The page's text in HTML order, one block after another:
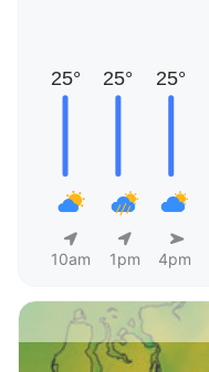
10am 1pm 4pm